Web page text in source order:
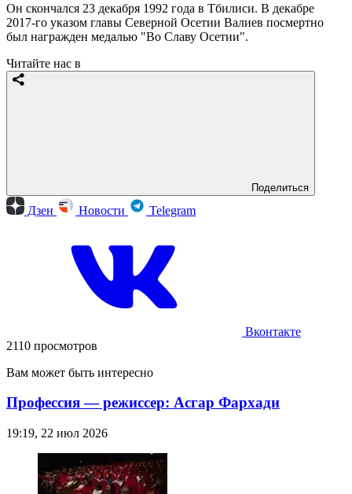
Он скончался 23 декабря 1992 года в Тбилиси. В декабре
2017-го указом главы Северной Осетии Валиев посмертно
был награжден медалью "Во Славу Осетии".
Читайте нас в
Поделиться
Дзен Новости Telegram
Вконтакте
2110 просмотров
Вам может быть интересно
Профессия — режиссер: Асгар Фархади
19:19, 22 июл 2026